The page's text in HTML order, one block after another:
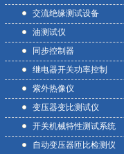
交流绝缘测试设备
油测试仪
同步控制器
继电器开关功率控制
紫外热像仪
变压器变比测试仪
开关机械特性测试系统
自动变压器匝比检测仪